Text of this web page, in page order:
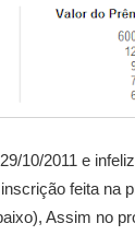
10/2011 e
feita na
Assim no